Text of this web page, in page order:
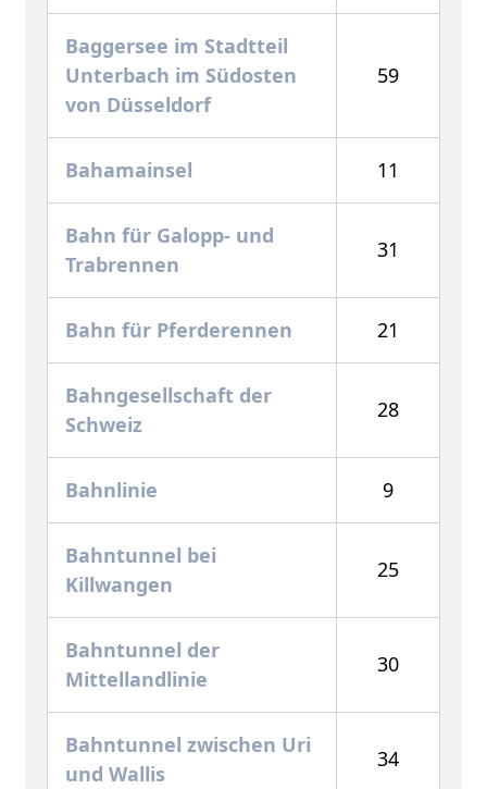
Baggersee im Stadtteil
Unterbach im Südosten
von Düsseldorf
59
Bahamainsel 11
Bahn für Galopp- und
Trabrennen
31
Bahn für Pferderennen 21
Bahngesellschaft der
Schweiz
28
Bahnlinie 9
Bahntunnel bei
Killwangen
25
Bahntunnel der
Mittellandlinie
30
Bahntunnel zwischen Uri
und Wallis
34